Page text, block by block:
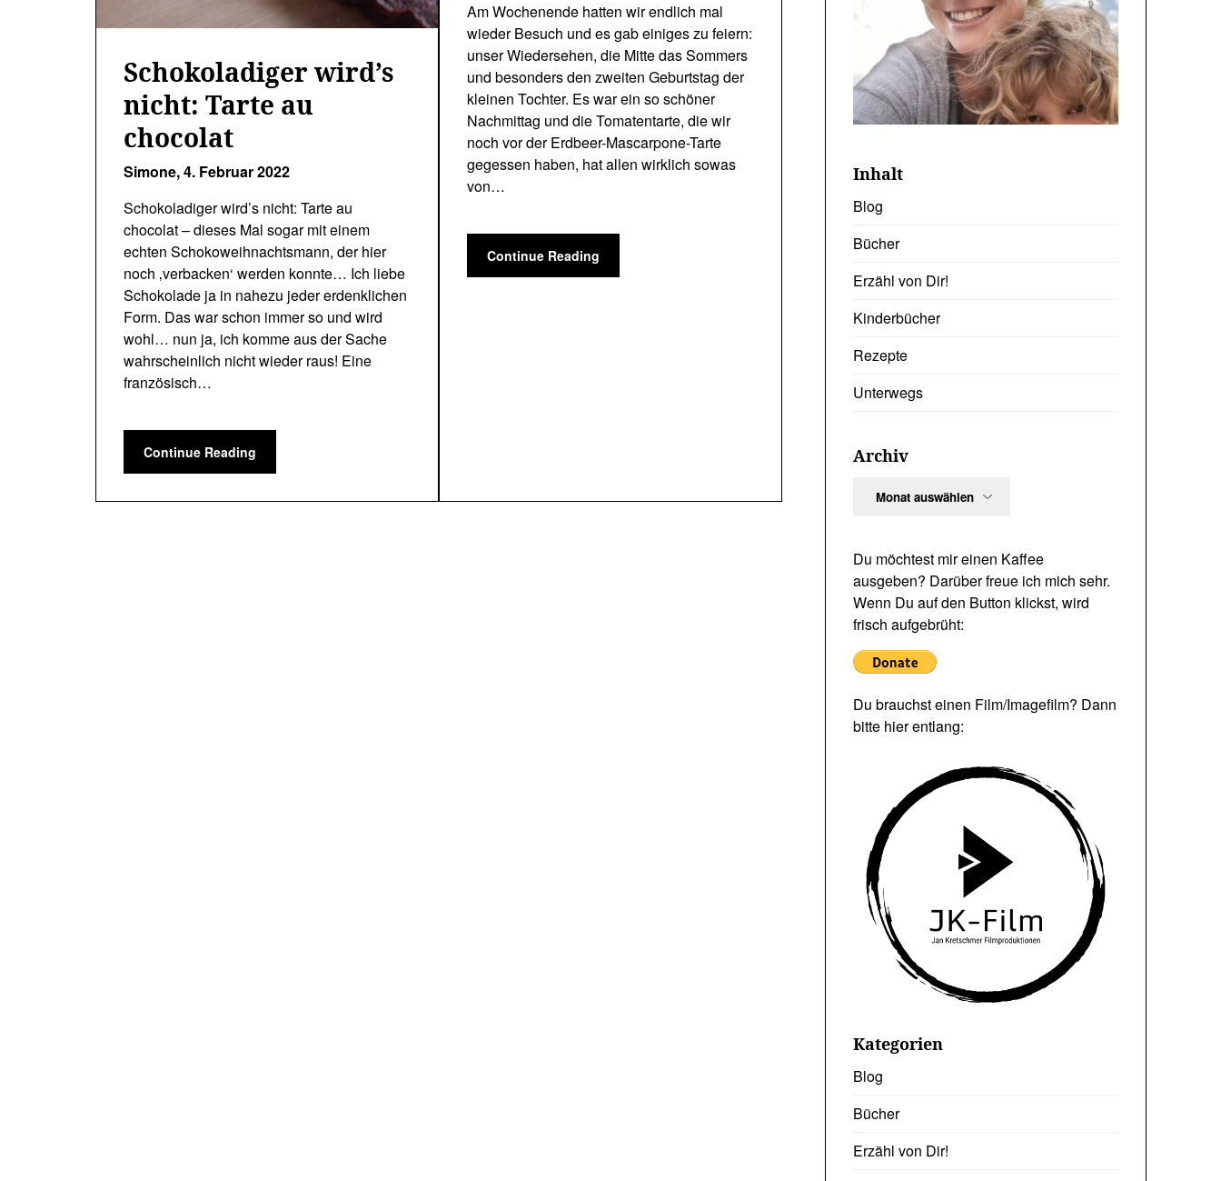
Schokoladiger wird’s
nicht: Tarte au
chocolat
Simone,4. Februar 2022
Schokoladiger wird’s nicht: Tarte au
chocolat – dieses Mal sogar mit einem
echten Schokoweihnachtsmann, der hier
noch ‚verbacken‘ werden konnte… Ich liebe
Schokolade ja in nahezu jeder erdenklichen
Form. Das war schon immer so und wird
wohl… nun ja, ich komme aus der Sache
wahrscheinlich nicht wieder raus! Eine
französisch…
Continue Reading
Am Wochenende hatten wir endlich mal
wieder Besuch und es gab einiges zu feiern:
unser Wiedersehen, die Mitte das Sommers
und besonders den zweiten Geburtstag der
kleinen Tochter. Es war ein so schöner
Nachmittag und die Tomatentarte, die wir
noch vor der Erdbeer-Mascarpone-Tarte
gegessen haben, hat allen wirklich sowas
von…
Continue Reading
Inhalt
Blog
Bücher
Erzähl von Dir!
Kinderbücher
Rezepte
Unterwegs
Archiv
Du möchtest mir einen Kaffee
ausgeben? Darüber freue ich mich sehr.
Wenn Du auf den Button klickst, wird
frisch aufgebrüht:
Du brauchst einen Film/Imagefilm? Dann
bitte hier entlang:
Kategorien
Blog
Bücher
Erzähl von Dir!